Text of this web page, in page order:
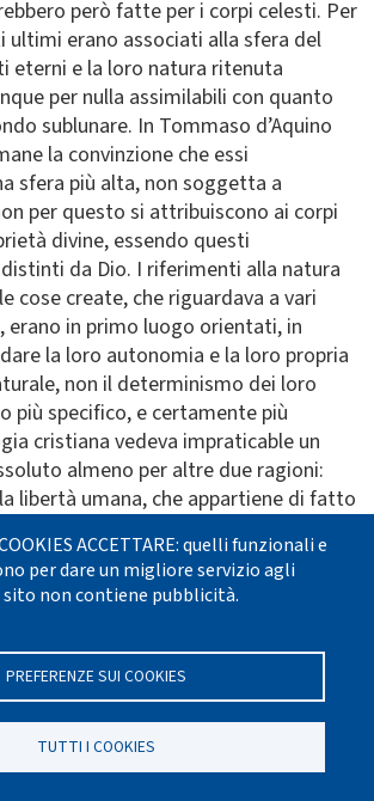
però fatte per i corpi celesti. Per
ultimi erano associati alla sfera del
eterni e la loro natura ritenuta
per nulla assimilabili con quanto
sublunare. In Tommaso d’Aquino
la convinzione che essi
sfera più alta, non soggetta a
per questo si attribuiscono ai corpi
divine, essendo questi
da Dio. I riferimenti alla natura
cose create, che riguardava a vari
erano in primo luogo orientati, in
la loro autonomia e la loro propria
non il determinismo dei loro
più specifico, e certamente più
cristiana vedeva impraticable un
almeno per altre due ragioni:
libertà umana, che appartiene di fatto
di Dio, dalla cui volontà le leggi del
analisi, dipendono. Sarà la tarda
da Francesco Suarez (1548-1617),
riuscita applicazione del formalismo
fisici come prova di uno stretto
di Dio e razionalità della natura, a
attestarsi di un'erronea
ACCETTARE: quelli funzionali e
per dare un migliore servizio agli
non contiene pubblicità.
PREFERENZE SUI COOKIES
TUTTI I COOKIES